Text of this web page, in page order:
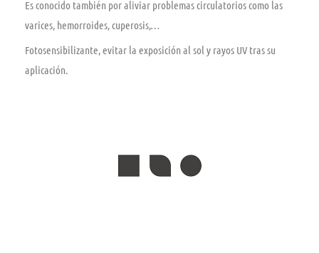
Es conocido también por aliviar problemas circulatorios como las
varices, hemorroides, cuperosis,…
Fotosensibilizante, evitar la exposición al sol y rayos UV tras su
aplicación.